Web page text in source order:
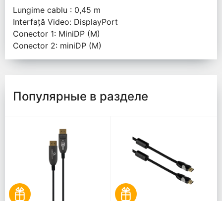
Lungime cablu : 0,45 m
Interfață Video: DisplayPort
Conector 1: MiniDP (M)
Conector 2: miniDP (M)
Популярные в разделе